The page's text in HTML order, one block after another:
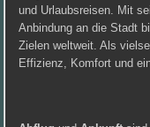
und Urlaubsreisen. Mit
Anbindung an die Stadt
Zielen weltweit. Als
Effizienz, Komfort und